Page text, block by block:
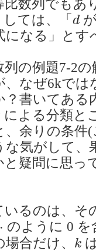
比数列でもあ
ては、「 d
d
になる」とす
列の例題7-2
、なぜ6kで
？書いてある
による分類と
、余りの条
な気がして、
と疑問に思っ
いるのは、そ
のように 0
合だけ、
k
k